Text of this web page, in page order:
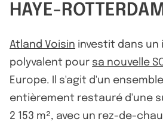
HAYE-ROTTERDAM
Atland Voisin investit dans un
polyvalent pour sa nouvelle
Europe. Il s'agit d'un
entièrement restauré d'une
2 153 m², avec un rez-de-